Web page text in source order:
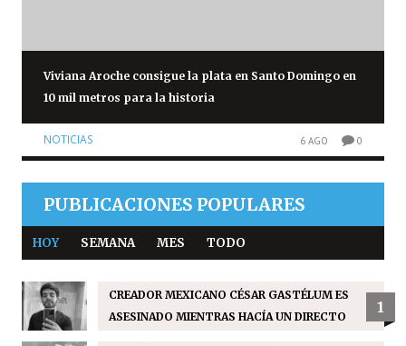
Viviana Aroche consigue la plata en Santo Domingo en
10 mil metros para la historia
NOTICIAS 6 AGO 0
PUBLICACIONES POPULARES
HOY SEMANA MES TODO
CREADOR MEXICANO CÉSAR GASTÉLUM ES
ASESINADO MIENTRAS HACÍA UN DIRECTO
1